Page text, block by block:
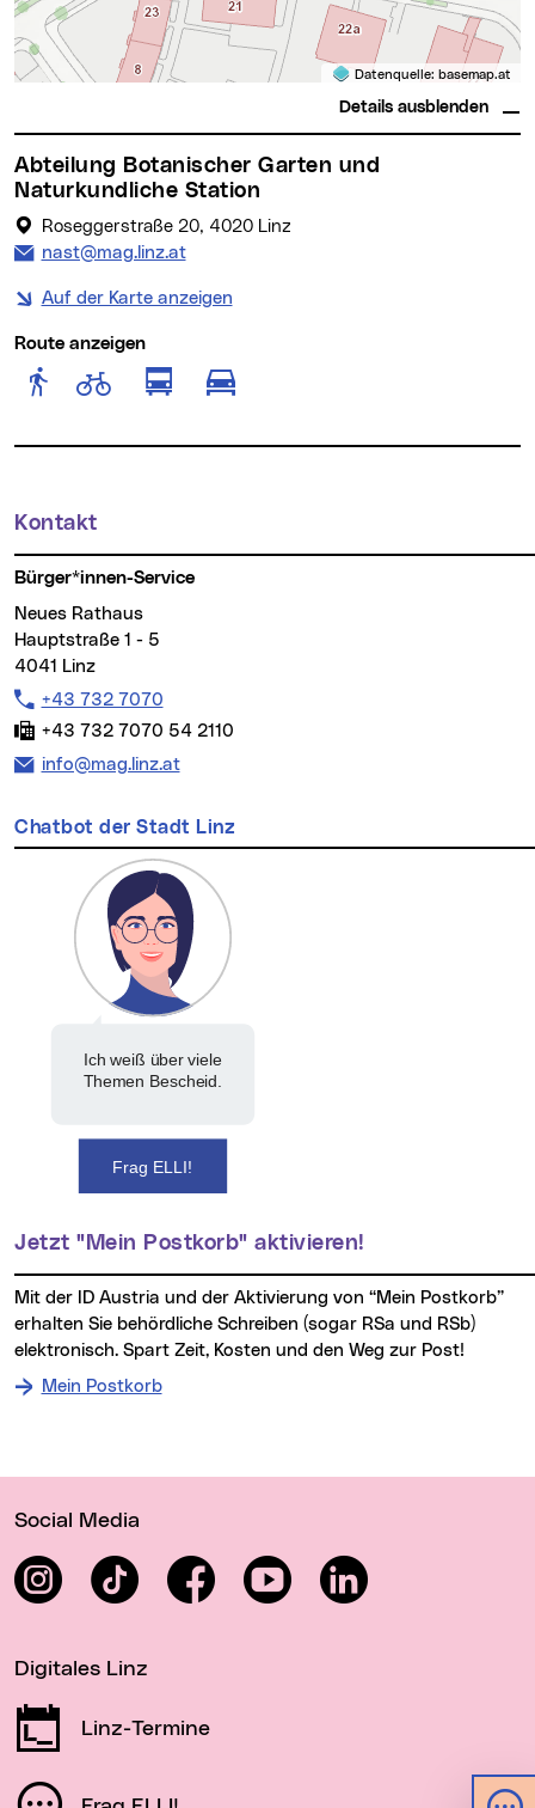
Datenquelle: basemap.at
Details ausblenden
Abteilung Botanischer Garten und
Naturkundliche Station
Roseggerstraße 20, 4020 Linz
E-Mail Adresse:
nast@mag.linz.at
Auf der Karte anzeigen
Route anzeigen
Route anzeigen für Fußgänger
Route anzeigen für
Route anzeigen für
Route anzeigen für
Weitere Informationen
Kontakt
Bürger*innen-Service
Neues Rathaus
Hauptstraße 1 - 5
4041 Linz
Telefon:
+43 732 7070
Fax:
+43 732 7070 54 2110
E-Mail Adresse:
info@mag.linz.at
Chatbot der Stadt Linz
Ich weiß über viele
Themen Bescheid.
Frag ELLI!
Jetzt "Mein Postkorb" aktivieren!
Mit der ID Austria und der Aktivierung von “Mein Postkorb”
erhalten Sie behördliche Schreiben (sogar RSa und RSb)
elektronisch. Spart Zeit, Kosten und den Weg zur Post!
Mein Postkorb
Social Media
InstagramTikTok FacebookYouTube LinkedIn
Digitales Linz
Linz-Termine